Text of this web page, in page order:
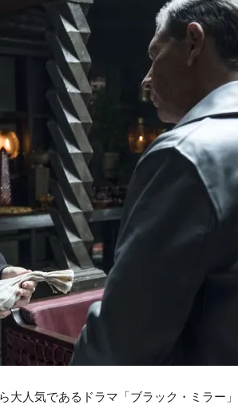
大人気であるドラマ「ブラック・ミラー